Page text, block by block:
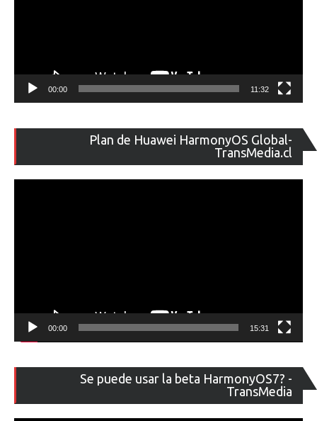
00:00 11:32
Plan de Huawei HarmonyOS Global-
TransMedia.cl
de
00:00 15:31
Se puede usar la beta HarmonyOS7? -
TransMedia
de